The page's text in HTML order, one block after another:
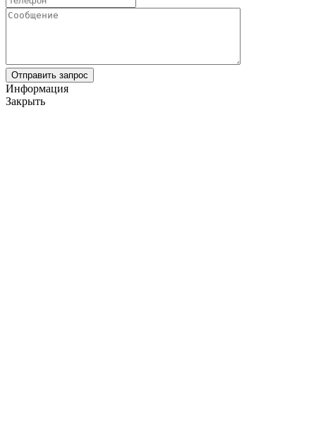
Информация
Закрыть